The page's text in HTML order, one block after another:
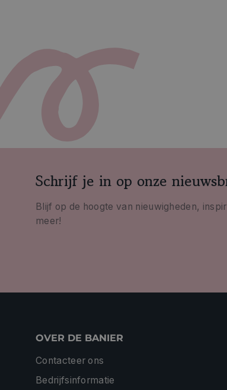
Schrijf je in op onze
Blijf op de hoogte van nieuwigheden,
meer!
OVER DE BANIER
Contacteer ons
Bedrijfsinformatie